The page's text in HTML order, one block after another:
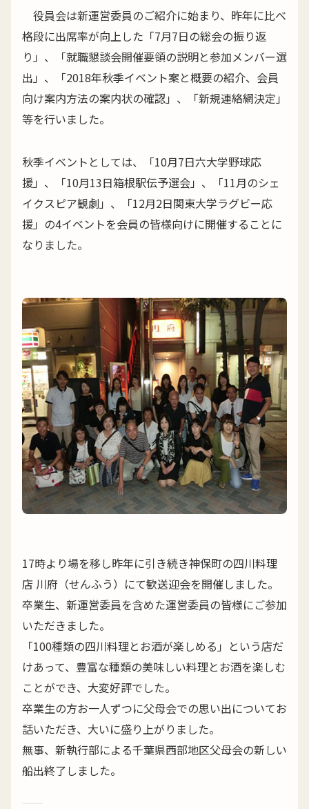
役員会は新運営委員のご紹介に始まり、昨年に比べ
格段に出席率が向上した「7月7日の総会の振り返
り」、「就職懇談会開催要領の説明と参加メンバー選
出」、「2018年秋季イベント案と概要の紹介、会員
向け案内方法の案内状の確認」、「新規連絡網決定」
等を行いました。
秋季イベントとしては、「10月7日六大学野球応
援」、「10月13日箱根駅伝予選会」、「11月のシェ
イクスピア観劇」、「12月2日関東大学ラグビー応
援」の4イベントを会員の皆様向けに開催することに
なりました。
17時より場を移し昨年に引き続き神保町の四川料理
店 川府（せんふう）にて歓送迎会を開催しました。
卒業生、新運営委員を含めた運営委員の皆様にご参加
いただきました。
「100種類の四川料理とお酒が楽しめる」という店だ
けあって、豊富な種類の美味しい料理とお酒を楽しむ
ことができ、大変好評でした。
卒業生の方お一人ずつに父母会での思い出についてお
話いただき、大いに盛り上がりました。
無事、新執行部による千葉県西部地区父母会の新しい
船出終了しました。